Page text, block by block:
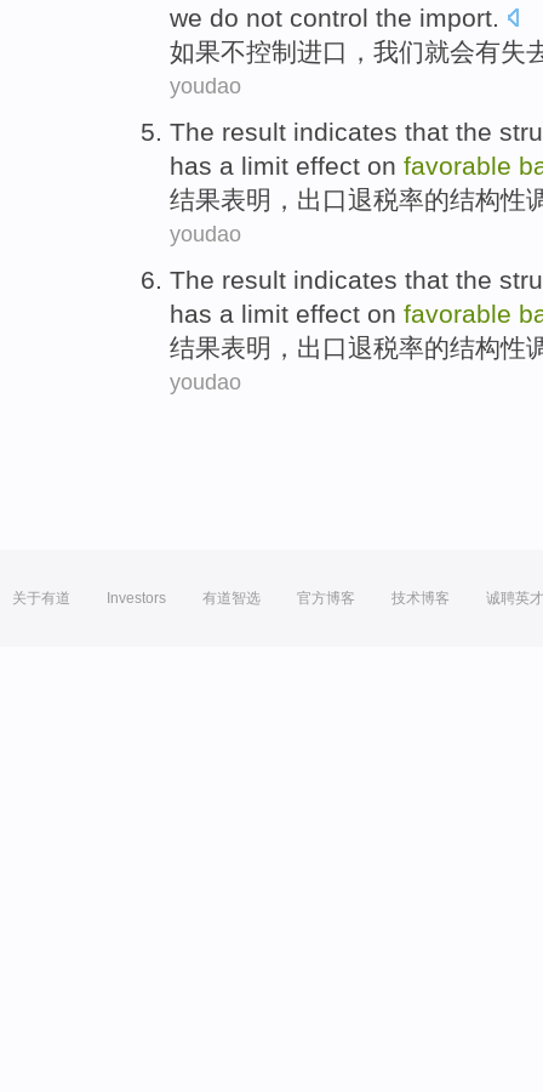
we do not control the import.
如果不控制 进口， 我们就会有失
youdao
The result indicates that the
has a limit effect on favorable
结果表明 ，出口退税率的结构性
youdao
The result indicates that the
has a limit effect on favorable
结果表明 ，出口退税率的结构性
youdao
关于有道 Investors 有道智选 官方博客 技术博客 诚聘英才